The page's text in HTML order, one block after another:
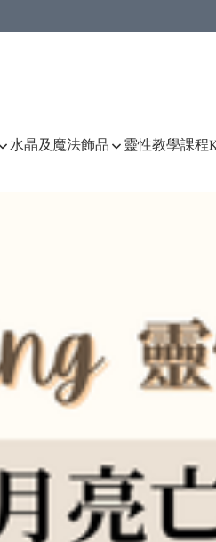
水晶及魔法飾品 靈性教學課程